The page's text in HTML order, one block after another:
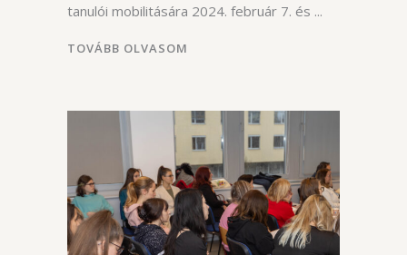
tanulói mobilitására 2024. február 7. és
TOVÁBB OLVASOM